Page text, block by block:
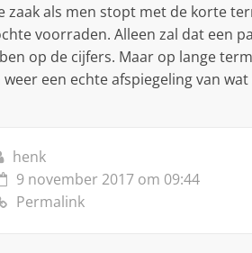
zaak als men stopt met de korte
voorraden. Alleen zal dat een
op de cijfers. Maar op lange
een echte afspiegeling van
henk
9 november 2017 om 09:44
Permalink